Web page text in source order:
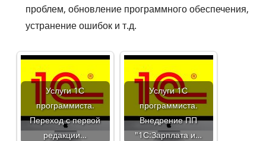
проблем, обновление программного обеспечения,
устранение ошибок и т.д.
Услуги 1С
программиста.
Переход с первой
редакции…
Услуги 1С
программиста.
Внедрение ПП
"1С:Зарплата и…